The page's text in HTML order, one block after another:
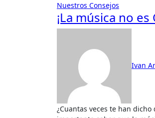
Nuestros Consejos
¡La música no es
Ivan
¿Cuantas veces te han dicho que la música no es tangible? o has escuchado ¿Sin música no puedo vivir? es